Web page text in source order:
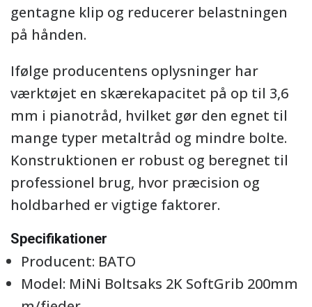
gentagne klip og reducerer belastningen
på hånden.
Ifølge producentens oplysninger har
værktøjet en skærekapacitet på op til 3,6
mm i pianotråd, hvilket gør den egnet til
mange typer metaltråd og mindre bolte.
Konstruktionen er robust og beregnet til
professionel brug, hvor præcision og
holdbarhed er vigtige faktorer.
Specifikationer
Producent: BATO
Model: MiNi Boltsaks 2K SoftGrib 200mm